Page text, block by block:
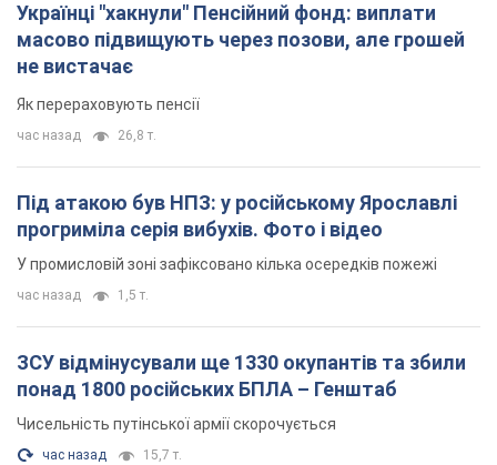
Українці "хакнули" Пенсійний фонд: виплати
масово підвищують через позови, але грошей
не вистачає
Як перераховують пенсії
час назад 26,8 т.
Під атакою був НПЗ: у російському Ярославлі
прогриміла серія вибухів. Фото і відео
У промисловій зоні зафіксовано кілька осередків пожежі
час назад 1,5 т.
ЗСУ відмінусували ще 1330 окупантів та збили
понад 1800 російських БПЛА – Генштаб
Чисельність путінської армії скорочується
час назад 15,7 т.